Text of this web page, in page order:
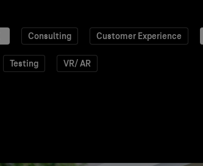
Consulting Customer Experience
Testing VR/ AR